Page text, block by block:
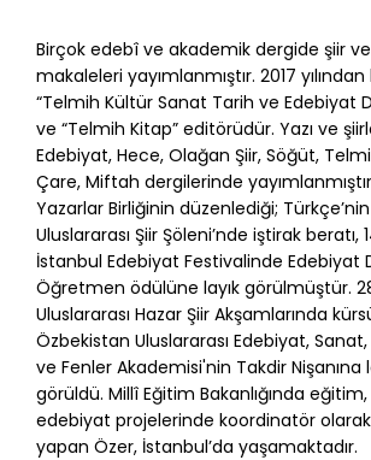
Birçok edebî ve akademik dergide şiir ve
makaleleri yayımlanmıştır. 2017
“Telmih Kültür Sanat Tarih ve Edebiyat
ve “Telmih Kitap” editörüdür. Yazı ve
Edebiyat, Hece, Olağan Şiir, Söğüt,
Çare, Miftah dergilerinde
Yazarlar Birliğinin düzenlediği; Türkçe’nin
Uluslararası Şiir Şöleni’nde iştirak beratı,
İstanbul Edebiyat Festivalinde Edebiyat
Öğretmen ödülüne layık görülmüştür.
Uluslararası Hazar Şiir Akşamlarında
Özbekistan Uluslararası Edebiyat,
ve Fenler Akademisi'nin Takdir Nişanına
görüldü. Millî Eğitim Bakanlığında
edebiyat projelerinde koordinatör
yapan Özer, İstanbul’da yaşamaktadır.